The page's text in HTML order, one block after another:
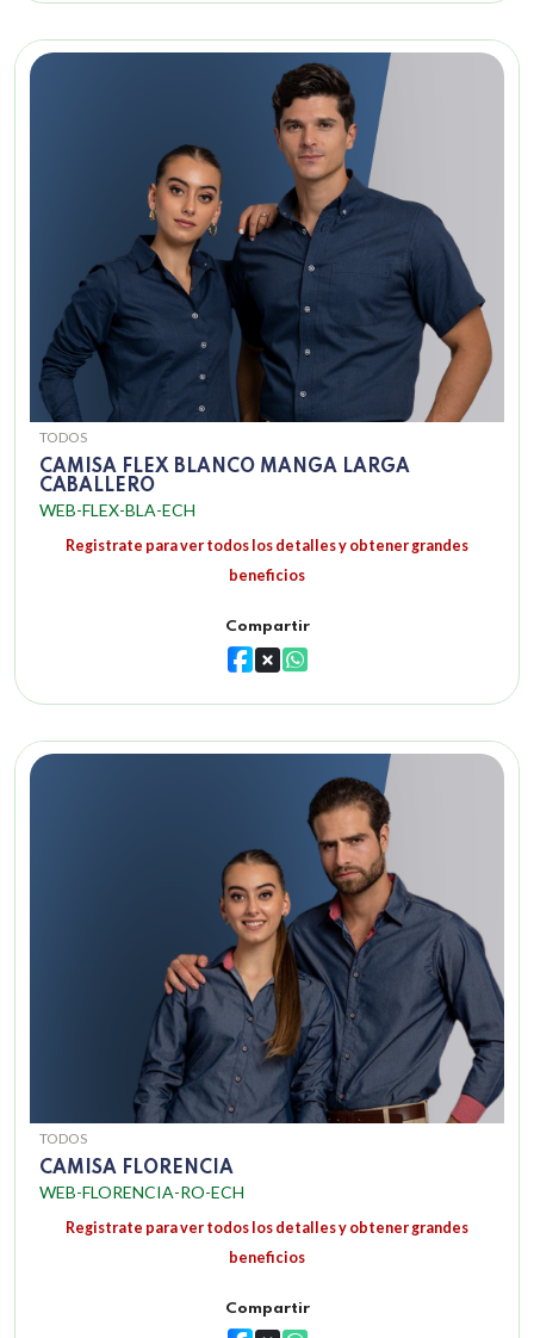
TODOS
CAMISA FLEX BLANCO MANGA LARGA
CABALLERO
WEB-FLEX-BLA-ECH
Registrate para ver todos los detalles y obtener grandes
beneficios
Compartir
TODOS
CAMISA FLORENCIA
WEB-FLORENCIA-RO-ECH
Registrate para ver todos los detalles y obtener grandes
beneficios
Compartir